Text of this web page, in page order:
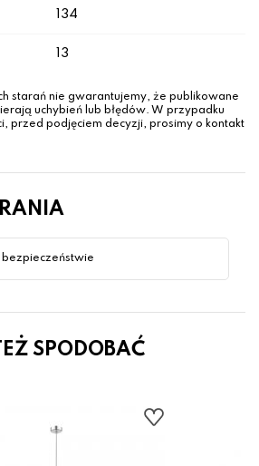
134
13
starań nie gwarantujemy, że publikowane
uchybień lub błędów. W przypadku
przed podjęciem decyzji, prosimy o kontakt
bezpieczeństwie
SPODOBAĆ